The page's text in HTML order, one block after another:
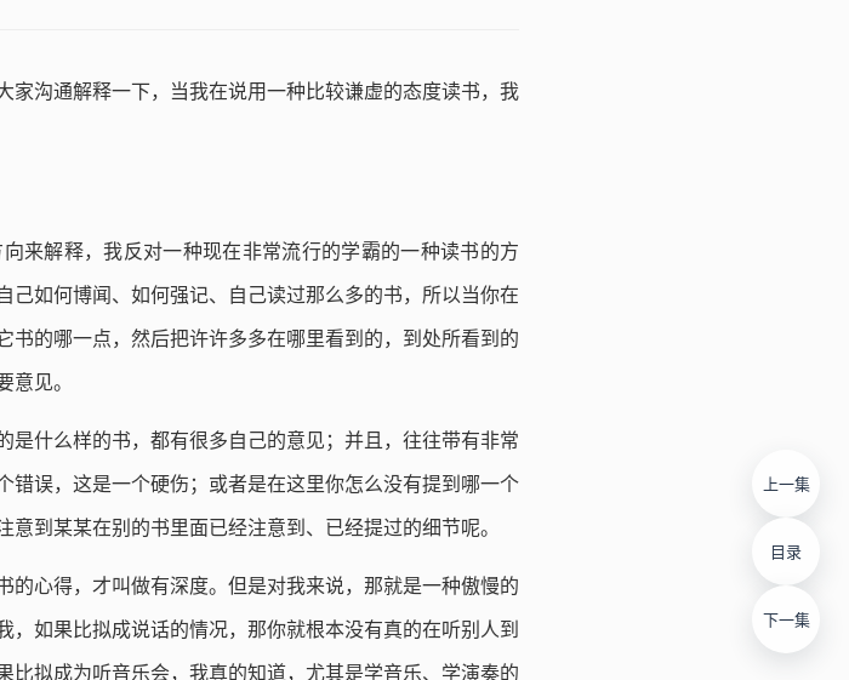
上一集
目录
下一集
家沟通解释一下，当我在说用一种比较谦虚的态度读书，我
来解释，我反对一种现在非常流行的学霸的一种读书的方
如何博闻、如何强记、自己读过那么多的书，所以当你在
的哪一点，然后把许许多多在哪里看到的，到处所看到的
意见。
是什么样的书，都有很多自己的意见；并且，往往带有非常
误，这是一个硬伤；或者是在这里你怎么没有提到哪一个
到某某在别的书里面已经注意到、已经提过的细节呢。
心得，才叫做有深度。但是对我来说，那就是一种傲慢的
如果比拟成说话的情况，那你就根本没有真的在听别人到
比拟成为听音乐会，我真的知道，尤其是学音乐、学演奏的